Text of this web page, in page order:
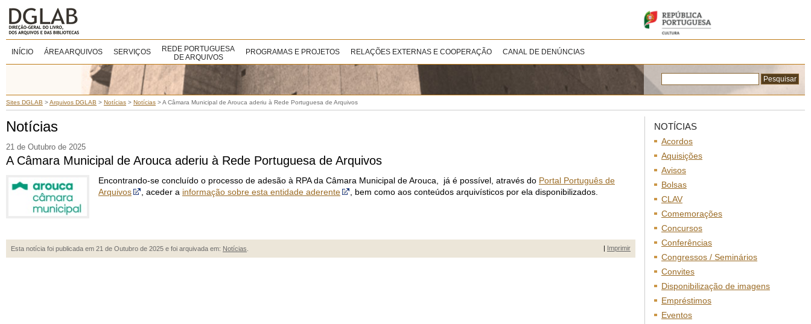
INÍCIO ÁREA ARQUIVOS SERVIÇOS
REDE PORTUGUESA
DE ARQUIVOS
PROGRAMAS E PROJETOS RELAÇÕES EXTERNAS E COOPERAÇÃO CANAL DE DENÚNCIAS
Sites DGLAB >Arquivos DGLAB > Notícias > Notícias >A Câmara Municipal de Arouca aderiu à Rede Portuguesa de Arquivos
Notícias
21 de Outubro de 2025
A Câmara Municipal de Arouca aderiu à Rede Portuguesa de Arquivos
Encontrando-se concluído o processo de adesão à RPA da Câmara Municipal de Arouca, já é possível, através do Portal Português de
Arquivos
, aceder a informação sobre esta entidade aderente , bem como aos conteúdos arquivísticos por ela disponibilizados.
Esta notícia foi publicada em 21 de Outubro de 2025 e foi arquivada em: Notícias | Imprimir
NOTÍCIAS
Acordos
Aquisições
Avisos
Bolsas
CLAV
Comemorações
Concursos
Conferências
Congressos / Seminários
Convites
Disponibilização de imagens
Empréstimos
Eventos